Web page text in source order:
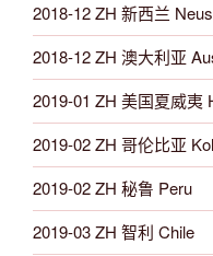
2018-12 ZH 新西兰
2018-12 ZH 澳大利亚
2019-01 ZH 美国夏威夷
2019-02 ZH 哥伦比亚
2019-02 ZH 秘鲁 Peru
2019-03 ZH 智利 Chile